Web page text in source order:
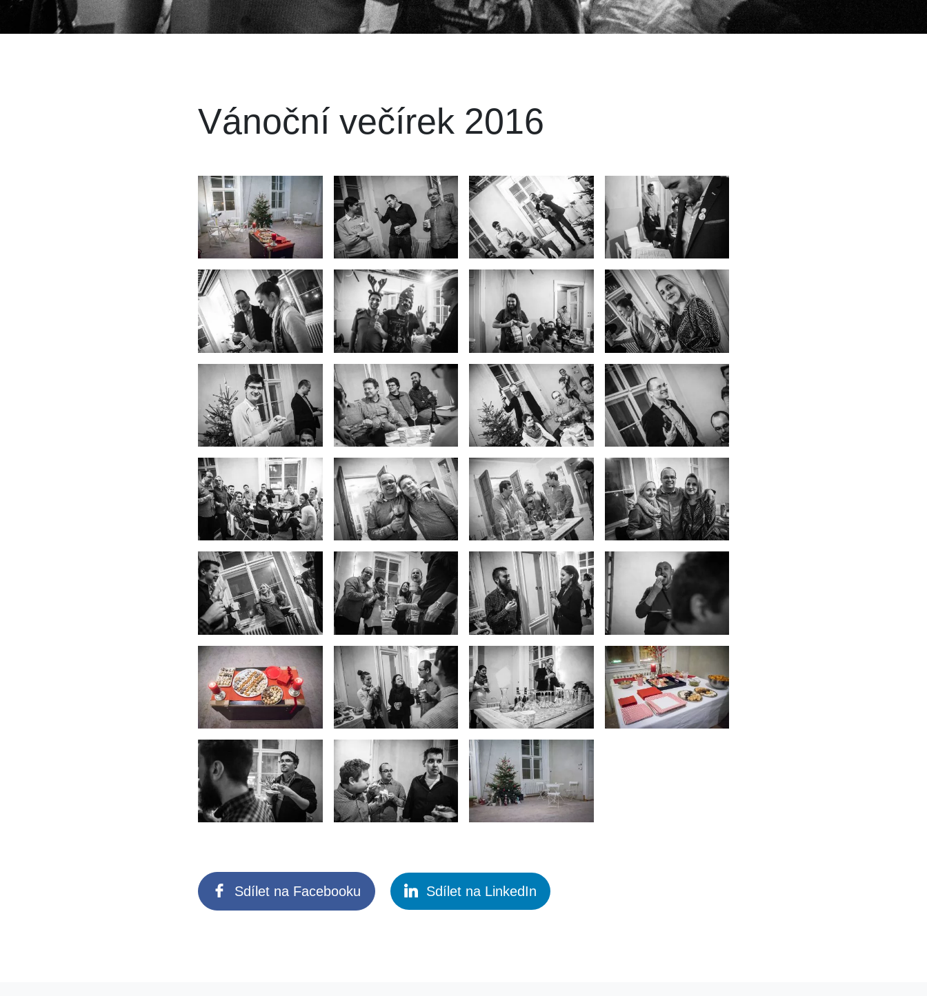
Vánoční večírek 2016
Sdílet na Facebooku Sdílet na LinkedIn